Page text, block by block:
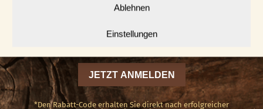
Ablehnen
Einstellungen
*Den Rabatt-Code erhalten Sie direkt nach erfolgreicher